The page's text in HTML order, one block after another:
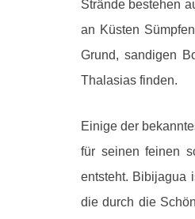
Strände bestehen
an Küsten
Grund, sandigen
Thalasias finden.
Einige der
für seinen feinen
entsteht. Bibijagua
die durch die